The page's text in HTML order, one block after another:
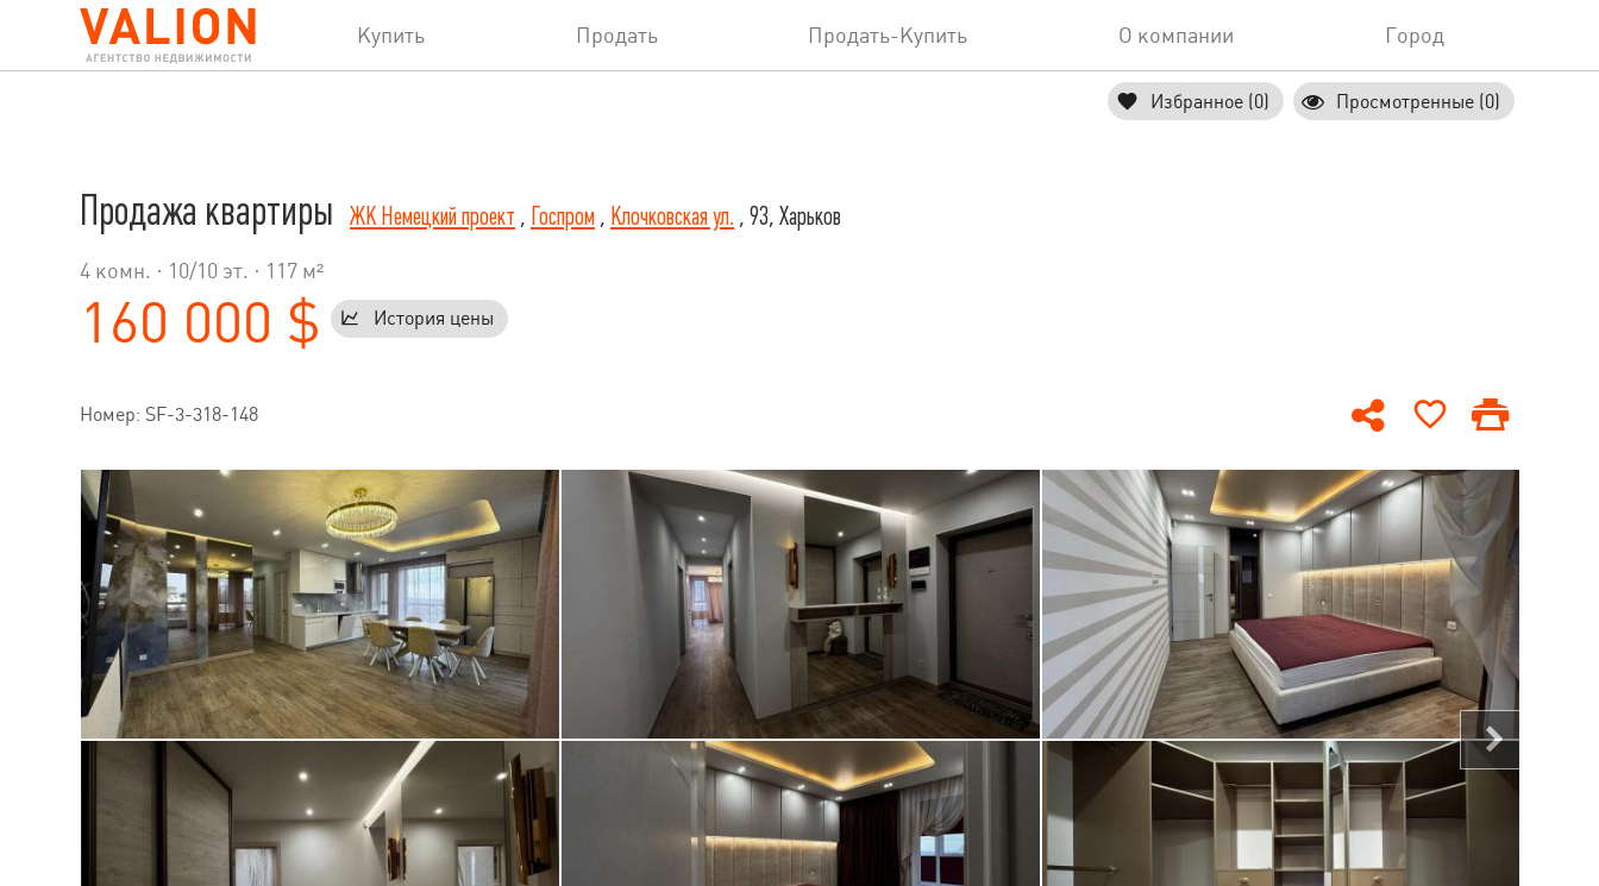
Купить Продать Продать-Купить О компании Город
Избранное (0) Просмотренные (0)
Продажа квартиры ЖК Немецкий проект , Госпром , Клочковская ул. , 93, Харьков
4 комн. · 10/10 эт. · 117 м²
160 000 $ История цены
Номер: SF-3-318-148